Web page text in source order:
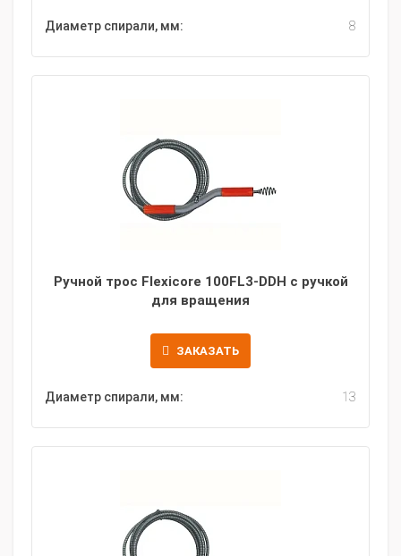
Диаметр спирали, мм: 8
Ручной трос Flexicore 100FL3-DDH с ручкой
для вращения
ЗАКАЗАТЬ
Диаметр спирали, мм: 13